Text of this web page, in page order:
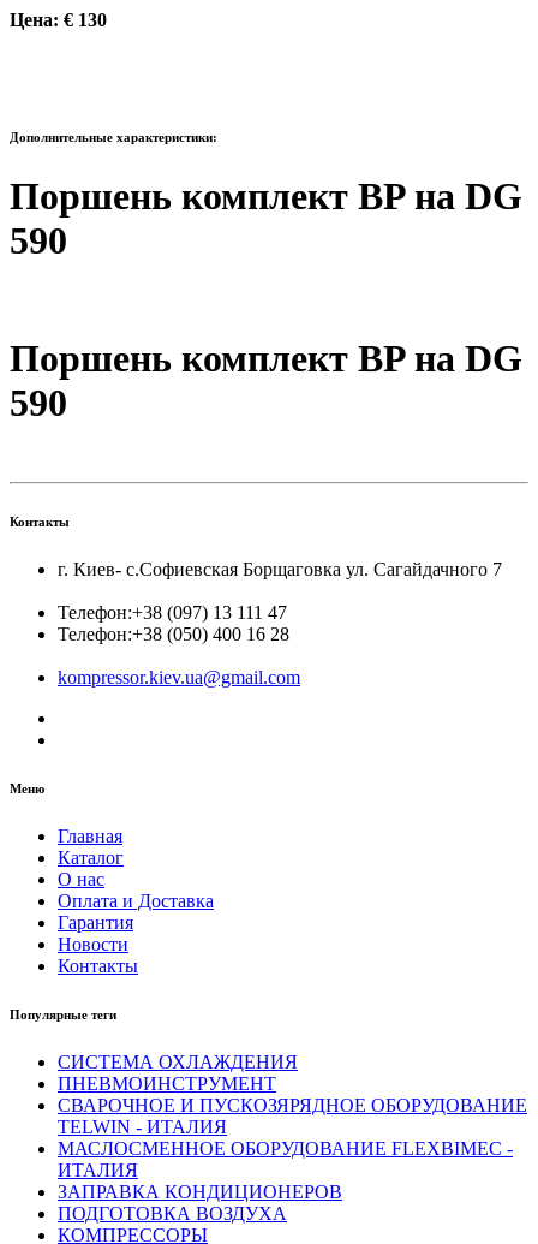
Цена: € 130
Дополнительные характеристики:
Поршень комплект BP на DG
590
Поршень комплект BP на DG
590
Контакты
г. Киев- с.Софиевская Борщаговка ул. Сагайдачного 7
Телефон:+38 (097) 13 111 47
Телефон:+38 (050) 400 16 28
kompressor.kiev.ua@gmail.com
Меню
Главная
Каталог
О нас
Оплата и Доставка
Гарантия
Новости
Контакты
Популярные теги
СИСТЕМА ОХЛАЖДЕНИЯ
ПНЕВМОИНСТРУМЕНТ
СВАРОЧНОЕ И ПУСКОЗЯРЯДНОЕ ОБОРУДОВАНИЕ
TELWIN - ИТАЛИЯ
МАСЛОСМЕННОЕ ОБОРУДОВАНИЕ FLEXBIMEC -
ИТАЛИЯ
ЗАПРАВКА КОНДИЦИОНЕРОВ
ПОДГОТОВКА ВОЗДУХА
КОМПРЕССОРЫ